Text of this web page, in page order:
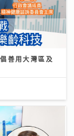
善用大灣區及